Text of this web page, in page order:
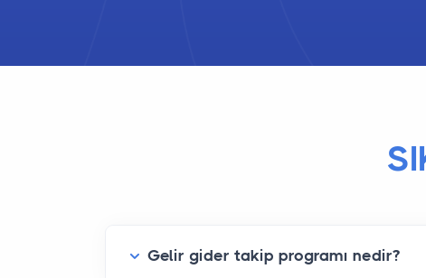
Gelir gider takip programı nedir?